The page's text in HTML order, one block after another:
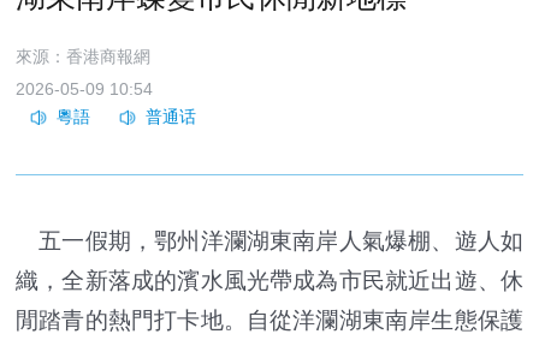
來源：香港商報網
2026-05-09 10:54
五一假期，鄂州洋瀾湖東南岸人氣爆棚、遊人如
織，全新落成的濱水風光帶成為市民就近出遊、休
閒踏青的熱門打卡地。自從洋瀾湖東南岸生態保護